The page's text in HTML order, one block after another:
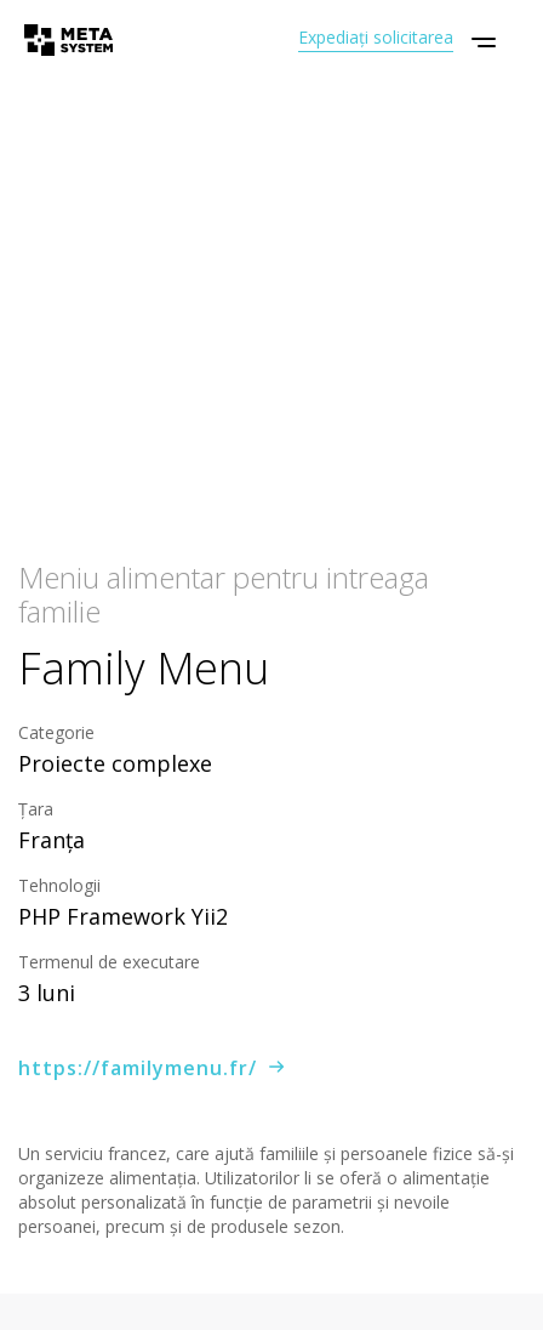
Expediați solicitarea
Meniu alimentar pentru intreaga
familie
Family Menu
Categorie
Proiecte complexe
Țara
Franţa
Tehnologii
PHP Framework Yii2
Termenul de executare
3 luni
https://familymenu.fr/
Un serviciu francez, care ajută familiile și persoanele fizice să-și
organizeze alimentația. Utilizatorilor li se oferă o alimentație
absolut personalizată în funcție de parametrii și nevoile
persoanei, precum și de produsele sezon.